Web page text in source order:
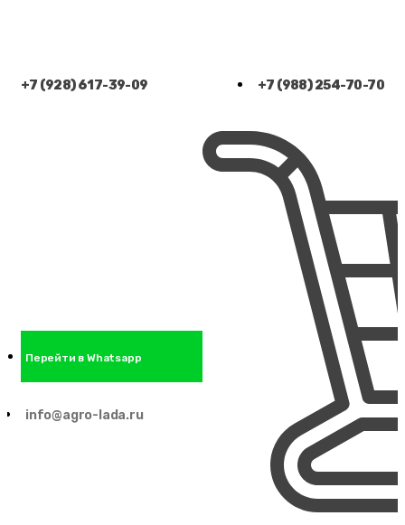
+7 (928) 617-39-09 +7 (988) 254-70-70
Перейти в Whatsapp
info@agro-lada.ru